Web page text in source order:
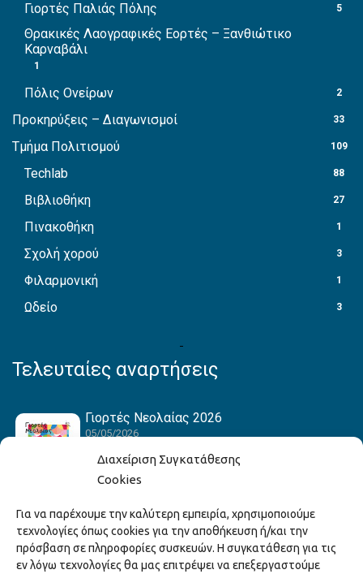
Διαχείριση Συγκατάθεσης
Cookies
Για να παρέχουμε την καλύτερη εμπειρία, χρησιμοποιούμε
τεχνολογίες όπως cookies για την αποθήκευση ή/και την
πρόσβαση σε πληροφορίες συσκευών. Η συγκατάθεση για τις
εν λόγω τεχνολογίες θα μας επιτρέψει να επεξεργαστούμε
Γιορτές Παλιάς Πόλης 5
Θρακικές Λαογραφικές Εορτές – Ξανθιώτικο
Καρναβάλι
1
Πόλις Ονείρων 2
Προκηρύξεις – Διαγωνισμοί 33
Τμήμα Πολιτισμού 109
Techlab 88
Βιβλιοθήκη 27
Πινακοθήκη 1
Σχολή χορού 3
Φιλαρμονική 1
Ωδείο 3
Τελευταίες αναρτήσεις
Γιορτές Νεολαίας 2026
05/05/2026
Hack the Match: Γνωρίζοντας τα Αμερικανικά
Αθλήματα! Δημιουργώντας το Δικό σου
Game Story!
22/04/2026